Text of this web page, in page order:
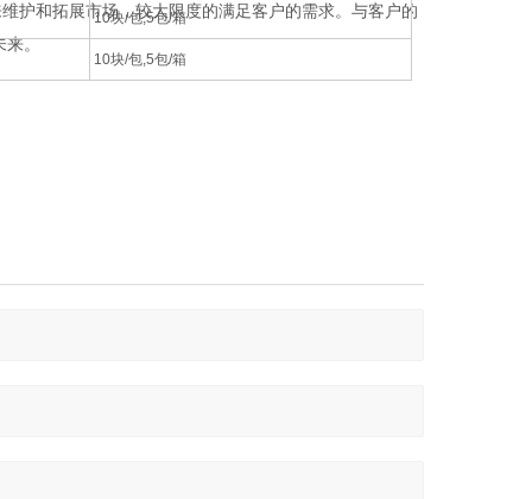
10块/包,5包/箱
10块/包,5包/箱
护和拓展市场，较大限度的满足客户的需求。与客户的
来。